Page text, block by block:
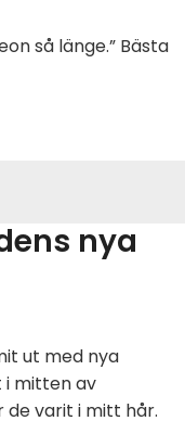
så länge.” Bästa
nya
ut med nya
i mitten av
de varit i mitt hår.